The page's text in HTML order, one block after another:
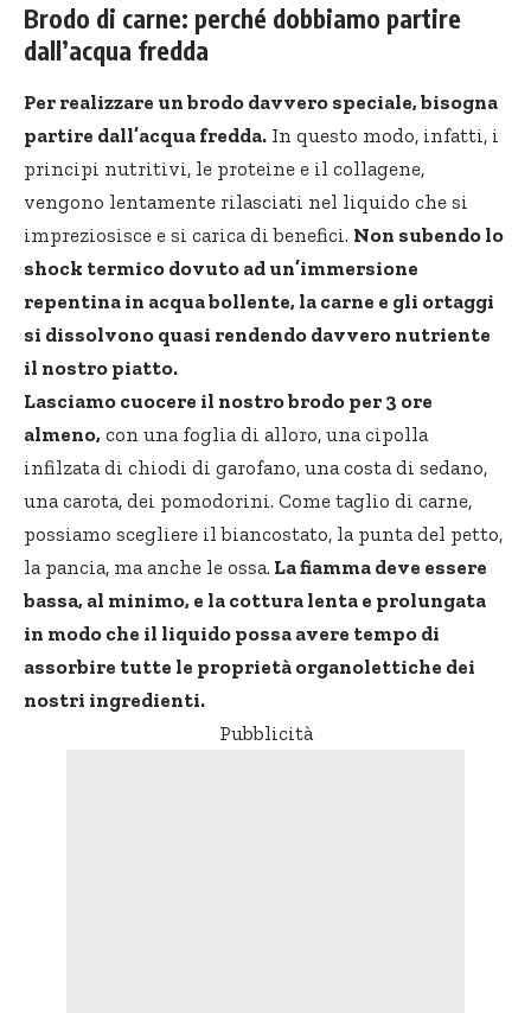
Brodo di carne: perché dobbiamo partire
dall’acqua fredda
Per realizzare un brodo davvero speciale, bisogna
partire dall’acqua fredda. In questo modo, infatti, i
principi nutritivi, le proteine e il collagene,
vengono lentamente rilasciati nel liquido che si
impreziosisce e si carica di benefici. Non subendo lo
shock termico dovuto ad un’immersione
repentina in acqua bollente, la carne e gli ortaggi
si dissolvono quasi rendendo davvero nutriente
il nostro piatto.
Lasciamo cuocere il nostro brodo per 3 ore
almeno, con una foglia di alloro, una cipolla
infilzata di chiodi di garofano, una costa di sedano,
una carota, dei pomodorini. Come taglio di carne,
possiamo scegliere il biancostato, la punta del petto,
la pancia, ma anche le ossa. La fiamma deve essere
bassa, al minimo, e la cottura lenta e prolungata
in modo che il liquido possa avere tempo di
assorbire tutte le proprietà organolettiche dei
nostri ingredienti.
Pubblicità